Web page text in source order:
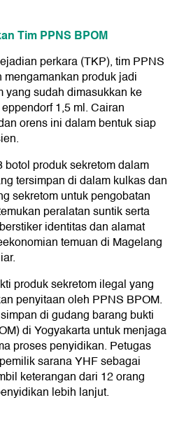
Tim PPNS BPOM
perkara (TKP), tim PPNS
produk jadi
yang sudah dimasukkan ke
1,5 ml. Cairan
orens ini dalam bentuk siap
produk sekretom dalam
tersimpan di dalam kulkas dan
sekretom untuk pengobatan
peralatan suntik serta
identitas dan alamat
temuan di Magelang
produk sekretom ilegal yang
penyitaan oleh PPNS BPOM.
di gudang barang bukti
di Yogyakarta untuk menjaga
proses penyidikan. Petugas
sarana YHF sebagai
keterangan dari 12 orang
lebih lanjut.